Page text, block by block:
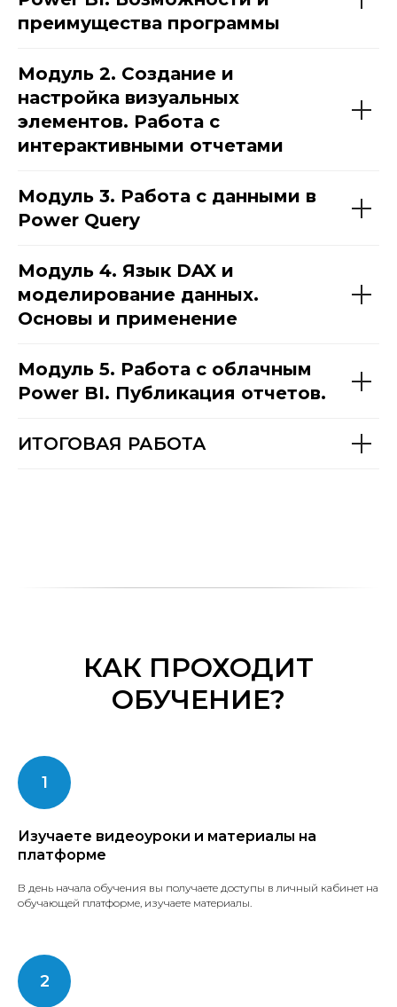
преимущества программы
Модуль 2. Создание и
настройка визуальных
элементов. Работа с
интерактивными отчетами
Модуль 3. Работа с данными в
Power Query
Модуль 4. Язык DAX и
моделирование данных.
Основы и применение
Модуль 5. Работа с облачным
Power BI. Публикация отчетов.
ИТОГОВАЯ РАБОТА
КАК ПРОХОДИТ
ОБУЧЕНИЕ?
Изучаете видеоуроки и материалы на
платформе
В день начала обучения вы получаете доступы в личный кабинет на
обучающей платформе, изучаете материалы.